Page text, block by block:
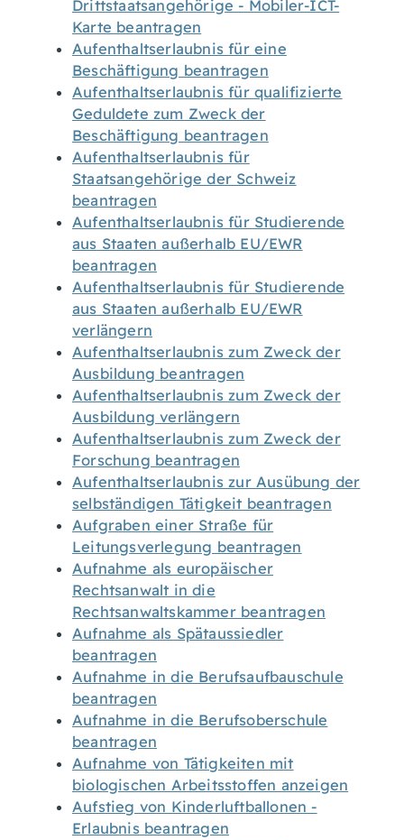
Drittstaatsangehörige - Mobiler-ICT-
Karte beantragen
Aufenthaltserlaubnis für eine
Beschäftigung beantragen
Aufenthaltserlaubnis für qualifizierte
Geduldete zum Zweck der
Beschäftigung beantragen
Aufenthaltserlaubnis für
Staatsangehörige der Schweiz
beantragen
Aufenthaltserlaubnis für Studierende
aus Staaten außerhalb EU/EWR
beantragen
Aufenthaltserlaubnis für Studierende
aus Staaten außerhalb EU/EWR
verlängern
Aufenthaltserlaubnis zum Zweck der
Ausbildung beantragen
Aufenthaltserlaubnis zum Zweck der
Ausbildung verlängern
Aufenthaltserlaubnis zum Zweck der
Forschung beantragen
Aufenthaltserlaubnis zur Ausübung der
selbständigen Tätigkeit beantragen
Aufgraben einer Straße für
Leitungsverlegung beantragen
Aufnahme als europäischer
Rechtsanwalt in die
Rechtsanwaltskammer beantragen
Aufnahme als Spätaussiedler
beantragen
Aufnahme in die Berufsaufbauschule
beantragen
Aufnahme in die Berufsoberschule
beantragen
Aufnahme von Tätigkeiten mit
biologischen Arbeitsstoffen anzeigen
Aufstieg von Kinderluftballonen -
Erlaubnis beantragen